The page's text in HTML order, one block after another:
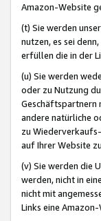
Amazon-Website
(t) Sie werden
nutzen, es sei
erfüllen die in der
(u) Sie werden
oder zu Nutzung
Geschäftspartnern
andere natürliche
zu
auf Ihrer Website
(v) Sie werden die
werden, nicht in
nicht mit
Links eine